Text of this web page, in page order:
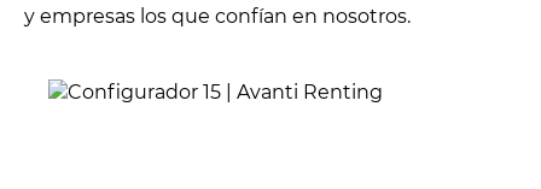
y empresas los que confían en nosotros.